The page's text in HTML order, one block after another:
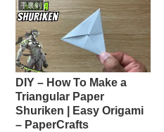
手裏剣
DIY – How To Make a
Triangular Paper
Shuriken | Easy Origami
– PaperCrafts